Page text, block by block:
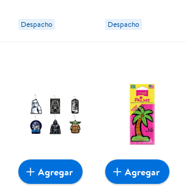
Despacho Despacho
Agregar Agregar